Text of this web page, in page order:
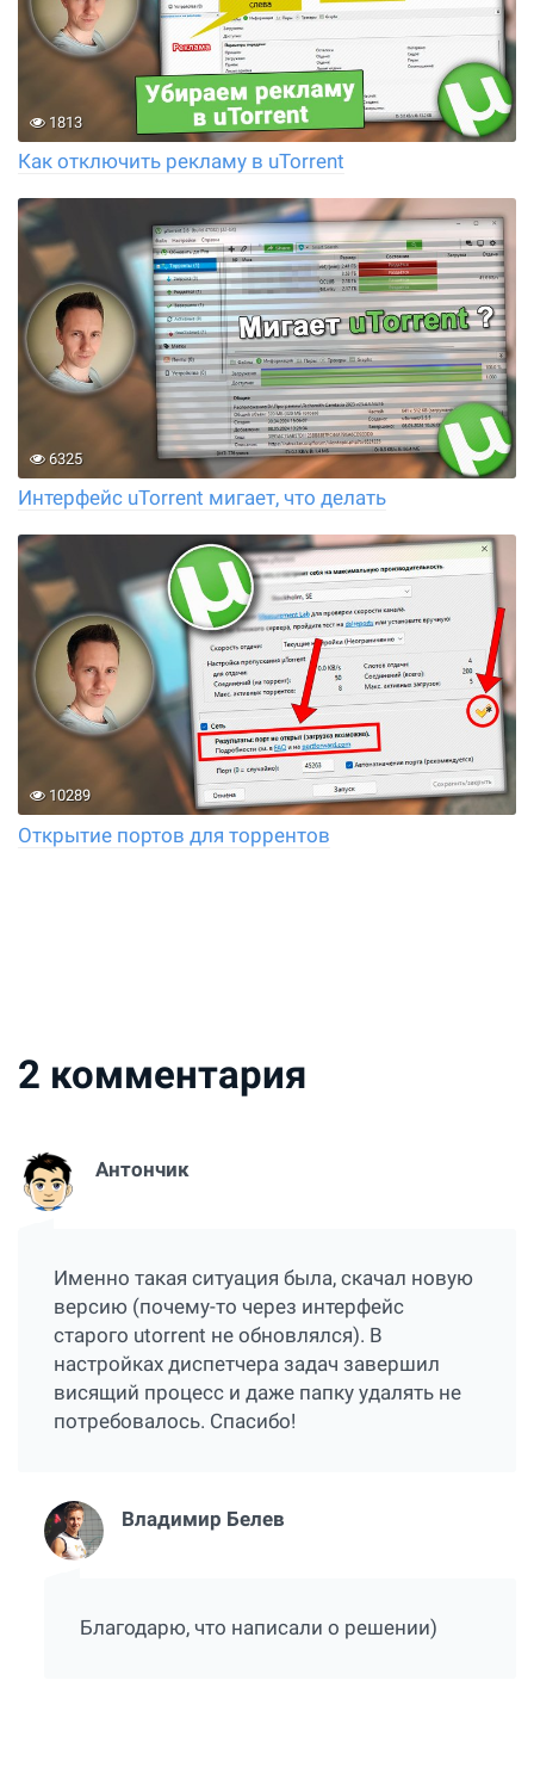
1813
Как отключить рекламу в uTorrent
6325
Интерфейс uTorrent мигает, что делать
10289
Открытие портов для торрентов
2 комментария
Антончик
Именно такая ситуация была, скачал новую
версию (почему-то через интерфейс
старого utorrent не обновлялся). В
настройках диспетчера задач завершил
висящий процесс и даже папку удалять не
потребовалось. Спасибо!
Владимир Белев
Благодарю, что написали о решении)